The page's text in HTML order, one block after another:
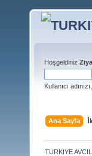
Hoşgeldiniz
Kullanıcı
Ana Sayfa
TURKIYE